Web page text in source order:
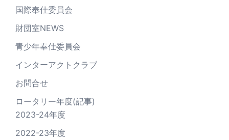
国際奉仕委員会
財団室NEWS
青少年奉仕委員会
インターアクトクラブ
お問合せ
ロータリー年度(記事)
2023-24年度
2022-23年度